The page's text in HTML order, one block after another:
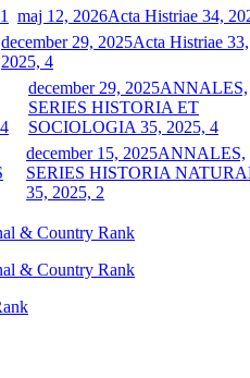
maj 12, 2026Acta Histriae 34,
december 29, 2025Acta Histriae 33,
2025, 4
december 29, 2025ANNALES,
SERIES HISTORIA ET
SOCIOLOGIA 35, 2025, 4
december 15, 2025ANNALES,
SERIES HISTORIA
35, 2025, 2